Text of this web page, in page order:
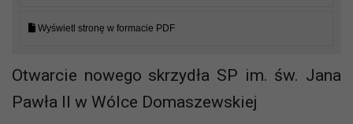
Wyświetl stronę w formacie PDF
Otwarcie nowego skrzydła SP im. św. Jana
Pawła II w Wólce Domaszewskiej